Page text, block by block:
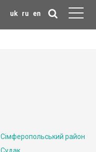
uk ru en
Сімферопольський район